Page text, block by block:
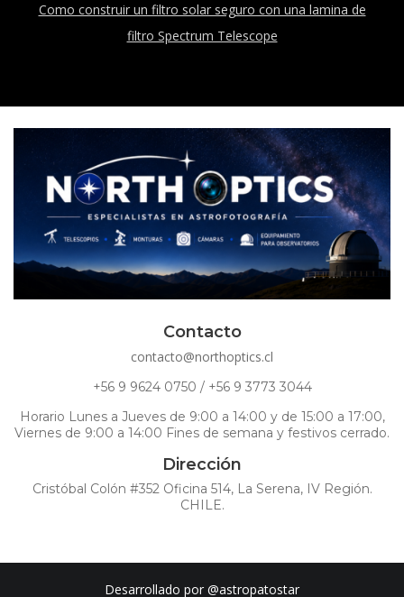
Como construir un filtro solar seguro con una lamina de
filtro Spectrum Telescope
Contacto
contacto@northoptics.cl
+56 9 9624 0750 / +56 9 3773 3044
Horario Lunes a Jueves de 9:00 a 14:00 y de 15:00 a 17:00,
Viernes de 9:00 a 14:00 Fines de semana y festivos cerrado.
Dirección
Cristóbal Colón #352 Oficina 514, La Serena, IV Región.
CHILE.
Desarrollado por @astropatostar